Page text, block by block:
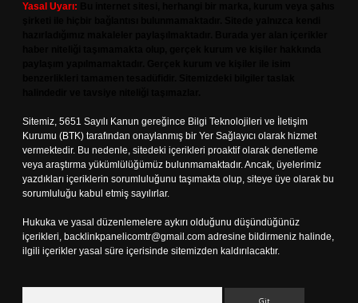
Yasal Uyarı:
Sitemiz, 5651 Sayılı Kanun gereğince Bilgi Teknolojileri ve İletişim
Kurumu (BTK) tarafından onaylanmış bir Yer Sağlayıcı olarak hizmet
vermektedir. Bu nedenle, sitedeki içerikleri proaktif olarak denetleme
veya araştırma yükümlülüğümüz bulunmamaktadır. Ancak, üyelerimiz
yazdıkları içeriklerin sorumluluğunu taşımakta olup, siteye üye olarak bu
sorumluluğu kabul etmiş sayılırlar.
Hukuka ve yasal düzenlemelere aykırı olduğunu düşündüğünüz
içerikleri, backlinkpanelicomtr@gmail.com adresine bildirmeniz halinde,
ilgili içerikler yasal süre içerisinde sitemizden kaldırılacaktır.